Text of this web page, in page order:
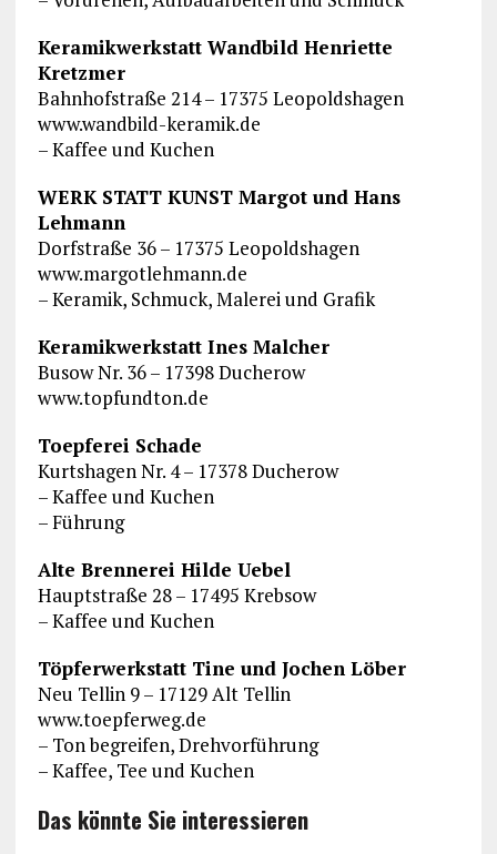
Keramikwerkstatt Wandbild Henriette
Kretzmer
Bahnhofstraße 214 – 17375 Leopoldshagen
www.wandbild-keramik.de
– Kaffee und Kuchen
WERK STATT KUNST Margot und Hans
Lehmann
Dorfstraße 36 – 17375 Leopoldshagen
www.margotlehmann.de
– Keramik, Schmuck, Malerei und Grafik
Keramikwerkstatt Ines Malcher
Busow Nr. 36 – 17398 Ducherow
www.topfundton.de
Toepferei Schade
Kurtshagen Nr. 4 – 17378 Ducherow
– Kaffee und Kuchen
– Führung
Alte Brennerei Hilde Uebel
Hauptstraße 28 – 17495 Krebsow
– Kaffee und Kuchen
Töpferwerkstatt Tine und Jochen Löber
Neu Tellin 9 – 17129 Alt Tellin
www.toepferweg.de
– Ton begreifen, Drehvorführung
– Kaffee, Tee und Kuchen
Das könnte Sie interessieren